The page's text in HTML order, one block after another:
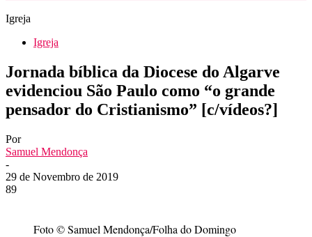
Igreja
Igreja
Jornada bíblica da Diocese do Algarve
evidenciou São Paulo como “o grande
pensador do Cristianismo” [c/vídeos?]
Por
Samuel Mendonça
-
29 de Novembro de 2019
89
Foto © Samuel Mendonça/Folha do Domingo